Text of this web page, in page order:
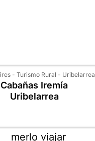
- Turismo Rural - Uribelarrea
Cabañas Iremía
Uribelarrea